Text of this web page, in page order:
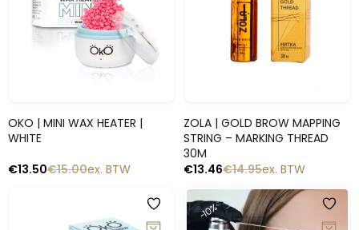
OKO | MINI WAX HEATER |
WHITE
€15.00
€13.50 ex. BTW
ZOLA | GOLD BROW MAPPING
STRING – MARKING THREAD
30M
€14.95
€13.46 ex. BTW
-10%